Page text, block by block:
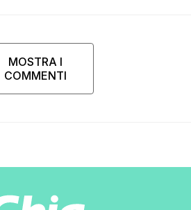
MOSTRA I
COMMENTI